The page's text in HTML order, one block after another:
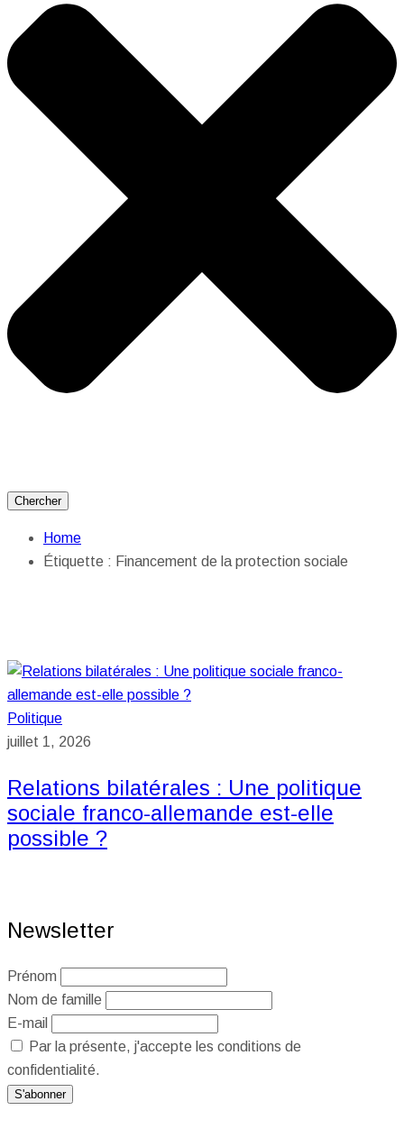
Chercher
Home
Étiquette : Financement de la protection sociale
Politique
juillet 1, 2026
Relations bilatérales : Une politique
sociale franco-allemande est-elle
possible ?
Newsletter
Prénom
Nom de famille
E-mail
Par la présente, j'accepte les conditions de
confidentialité.